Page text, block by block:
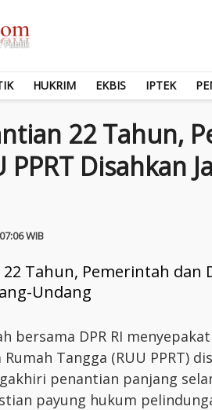
HUKRIM EKBIS IPTEK
22 Tahun,
PPRT Disahkan
WIB
bersama DPR RI
Tangga (RUU PPRT)
penantian panjang
payung hukum